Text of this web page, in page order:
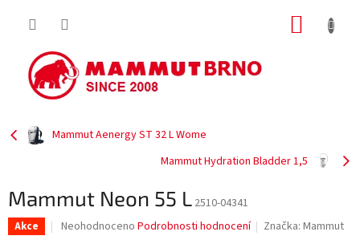
Mammut Aenergy ST 32 L Wome
Mammut Hydration Bladder 1,5
Mammut Neon 55 L 2510-04341
Akce
Průměrné
Neohodnoceno Podrobnosti hodnocení Značka:Mammut